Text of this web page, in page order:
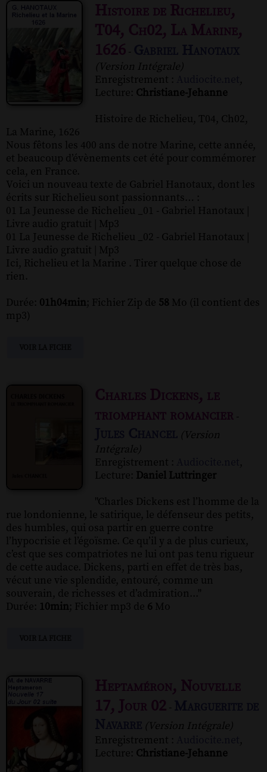
Histoire de Richelieu,
T04, Ch02, La Marine,
1626 -
(Version Intégrale)
Enregistrement :
,
Lecture: Christiane-Jehanne
Histoire de Richelieu, T04, Ch02,
La Marine, 1626
Nous fêtons les 400 ans de notre Marine, cette année,
et beaucoup d’évènements cet été pour commémorer
cela, en France.
Voici un nouveau texte de Gabriel Hanotaux, dont les
écrits sur Richelieu sont passionnants… :
01 La Jeunesse de Richelieu _01 - Gabriel Hanotaux |
Livre audio gratuit | Mp3
01 La Jeunesse de Richelieu _02 - Gabriel Hanotaux |
Livre audio gratuit | Mp3
Ici, Richelieu et la Marine . Tirer quelque chose de
rien.
Durée: 01h04min; Fichier Zip de 58 Mo (il contient des
mp3)
Charles Dickens, le
triomphant romancier -
(Version
Intégrale)
Enregistrement :
,
Lecture: Daniel Luttringer
"Charles Dickens est l’homme de la
rue londonienne, le satirique, le défenseur des petits,
des humbles, qui osa partir en guerre contre
l’hypocrisie et l’égoïsme. Ce qu’il y a de plus curieux,
c’est que ses compatriotes ne lui ont pas tenu rigueur
de cette audace. Dickens, parti en effet de très bas,
vécut une vie splendide, entouré, comme un
souverain, de richesses et d’admiration..."
Durée: 10min; Fichier mp3 de 6 Mo
Heptaméron, Nouvelle
17, Jour 02 -
(Version Intégrale)
Enregistrement :
,
Lecture: Christiane-Jehanne